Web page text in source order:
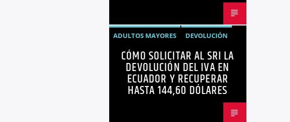
ADULTOS MAYORES
DEVOLUCIÓN
ECUADOR
NEGOCIOS
NOTICIAS
PERSONAS CON DISCAPACIDAD
CÓMO SOLICITAR AL SRI LA
DEVOLUCIÓN DEL IVA EN
ECUADOR Y RECUPERAR
HASTA 144,60 DÓLARES